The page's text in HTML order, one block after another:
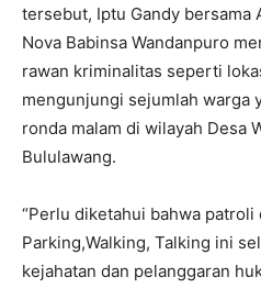
tersebut, Iptu Gandy bersama
Nova Babinsa Wandanpuro
rawan kriminalitas seperti
mengunjungi sejumlah warga
ronda malam di wilayah Desa
Bululawang.
“Perlu diketahui bahwa patroli
Parking,Walking, Talking ini
kejahatan dan pelanggaran